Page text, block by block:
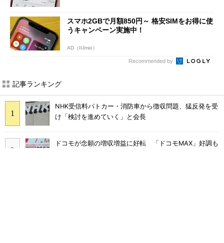
スマホ2GBで月額850円～ 格安SIMをお得に使
うキャンペーン実施中！
AD（IIJmio）
Recommended by
記事ランキング
NHK受信料パトカー・消防車から徴収問題、猛反発を受
け「検討を進めていく」と会長
ドコモが念願の増収増益に好転 「ドコモMAX」好調も